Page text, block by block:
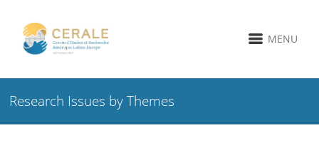
MENU
Research Issues by Themes